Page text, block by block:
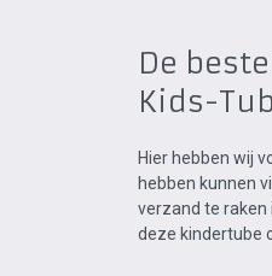
De
Kids-
Hier hebben wij
hebben kunnen
verzand te raken
deze kindertube